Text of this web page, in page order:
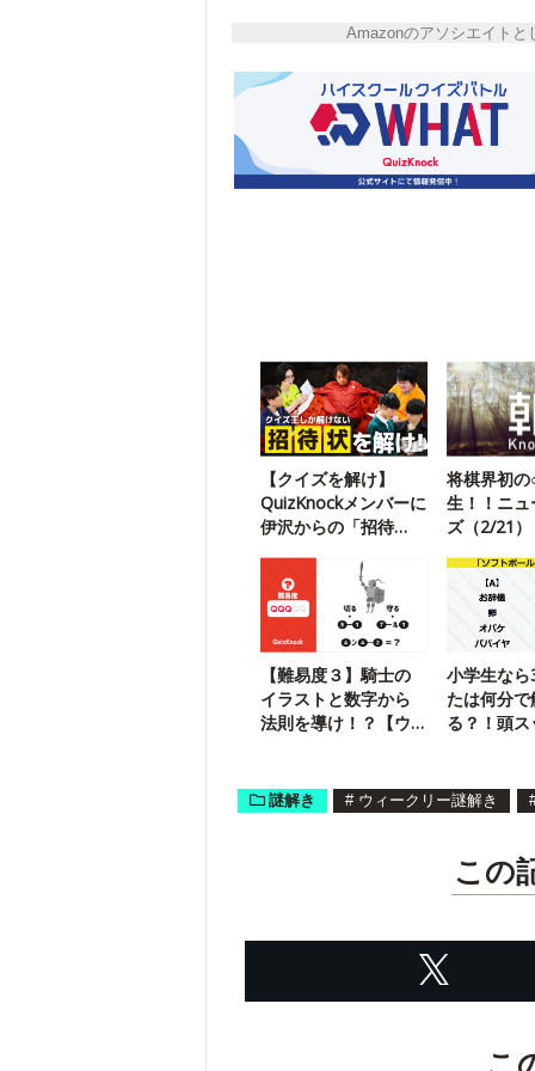
Amazonのアソシエイトと
【クイズを解け】
QuizKnockメンバーに
伊沢からの「招待
将棋界初
生！！ニ
ズ（2/21）
【難易度３】騎士の
イラストと数字から
法則を導け！？【ウ
小学生な
たは何分で
る？！頭
謎解き # ウィークリー謎解き
この
こ